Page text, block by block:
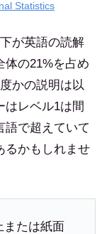
Statistics
が英語の読解
体の21%を占め
かの説明は以
はレベル1は間
語で超えていて
るかもしれませ
または紙面